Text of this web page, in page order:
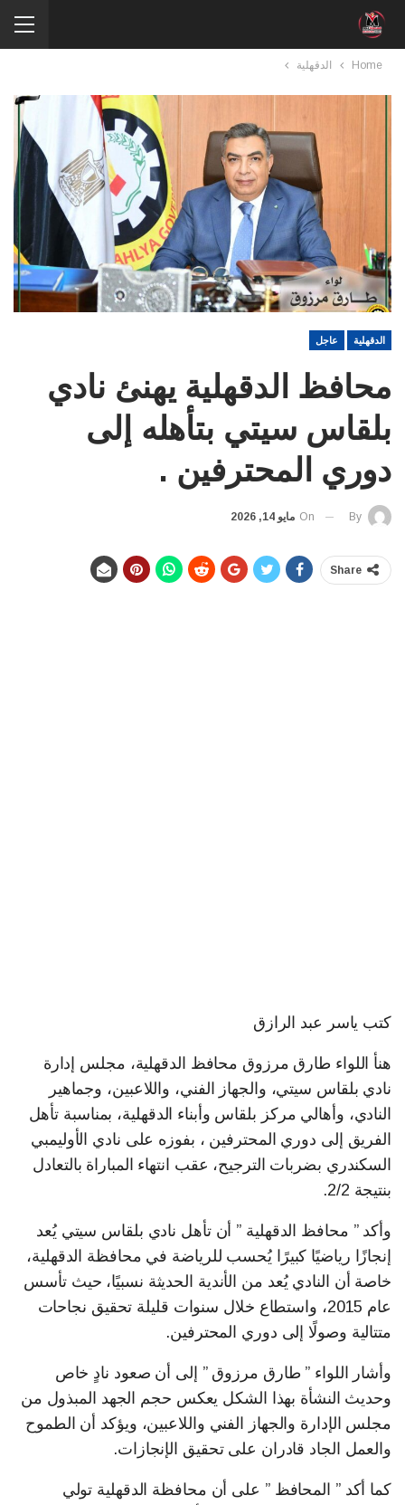
Home الدقهلية
الدقهلية عاجل
محافظ الدقهلية يهنئ نادي
بلقاس سيتي بتأهله إلى
دوري المحترفين .
By
On مايو 14, 2026
Share
كتب ياسر عبد الرازق
هنأ اللواء طارق مرزوق محافظ الدقهلية، مجلس إدارة
نادي بلقاس سيتي، والجهاز الفني، واللاعبين، وجماهير
النادي، وأهالي مركز بلقاس وأبناء الدقهلية، بمناسبة تأهل
الفريق إلى دوري المحترفين ، بفوزه على نادي الأوليمبي
السكندري بضربات الترجيح، عقب انتهاء المباراة بالتعادل
بنتيجة 2/2.
وأكد ” محافظ الدقهلية ” أن تأهل نادي بلقاس سيتي يُعد
إنجازًا رياضيًا كبيرًا يُحسب للرياضة في محافظة الدقهلية،
خاصة أن النادي يُعد من الأندية الحديثة نسبيًا، حيث تأسس
عام 2015، واستطاع خلال سنوات قليلة تحقيق نجاحات
متتالية وصولًا إلى دوري المحترفين.
وأشار اللواء ” طارق مرزوق ” إلى أن صعود نادٍ خاص
وحديث النشأة بهذا الشكل يعكس حجم الجهد المبذول من
مجلس الإدارة والجهاز الفني واللاعبين، ويؤكد أن الطموح
والعمل الجاد قادران على تحقيق الإنجازات.
كما أكد ” المحافظ ” على أن محافظة الدقهلية تولي